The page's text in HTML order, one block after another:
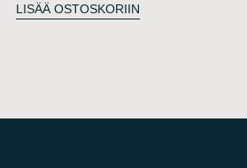
LISÄÄ OSTOSKORIIN